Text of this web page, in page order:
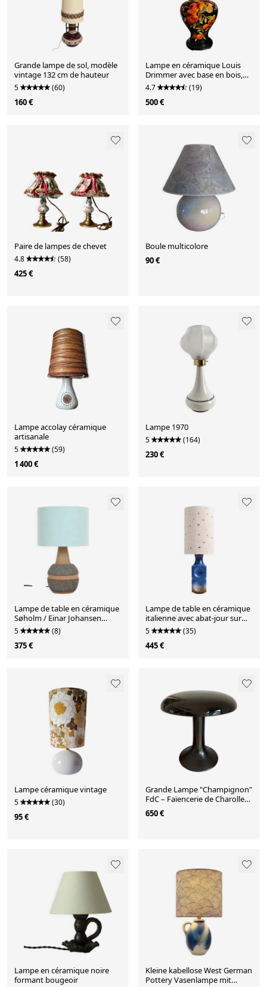
Grande lampe de sol, modèle
vintage 132 cm de hauteur
5 (60)
160 €
Lampe en céramique Louis
Drimmer avec base en bois,
années 1980
4.7 (19)
500 €
Paire de lampes de chevet
4.8 (58)
425 €
Boule multicolore
90 €
Lampe accolay céramique
artisanale
5 (59)
1 400 €
Lampe 1970
5 (164)
230 €
Lampe de table en céramique
Søholm / Einar Johansen
“3072”
5 (8)
375 €
Lampe de table en céramique
italienne avec abat-jour sur
mesure – 1970
5 (35)
445 €
Lampe céramique vintage
5 (30)
95 €
Grande Lampe "Champignon"
FdC – Faïencerie de Charolles
– 100% Céramiq
650 €
Lampe en céramique noire
formant bougeoir
Kleine kabellose West German
Pottery Vasenlampe mit